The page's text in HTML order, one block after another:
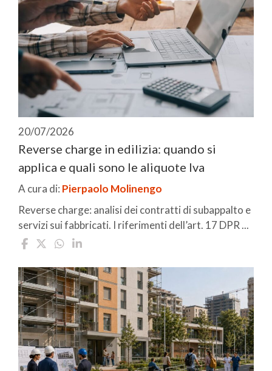
20/07/2026
Reverse charge in edilizia: quando si
applica e quali sono le aliquote Iva
A cura di: Pierpaolo Molinengo
Reverse charge: analisi dei contratti di subappalto e
servizi sui fabbricati. I riferimenti dell’art. 17 DPR ...